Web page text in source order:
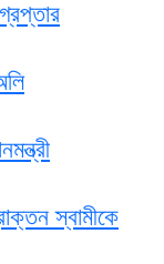
স্বামীকে